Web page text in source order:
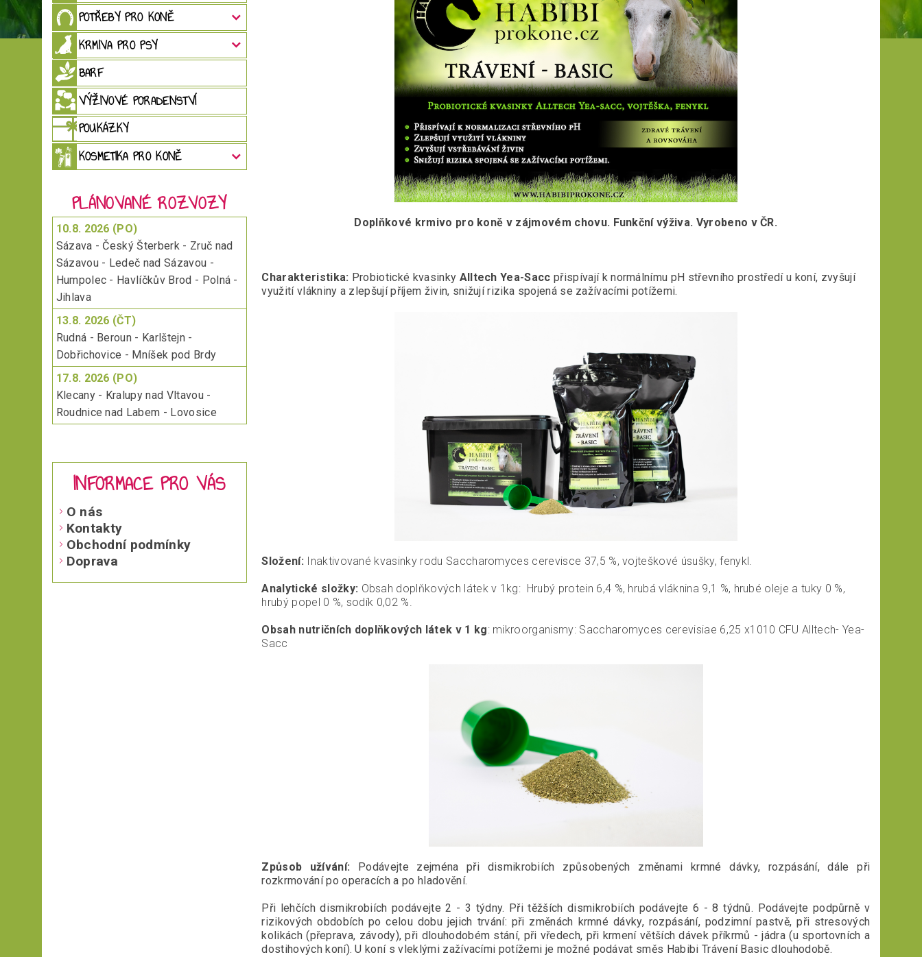
POTŘEBY PRO KONĚ
KRMIVA PRO PSY
BARF
VÝŽIVOVÉ PORADENSTVÍ
POUKÁZKY
KOSMETIKA PRO KONĚ
PLÁNOVANÉ ROZVOZY
10.8. 2026 (PO)
Sázava - Český Šterberk - Zruč nad
Sázavou - Ledeč nad Sázavou -
Humpolec - Havlíčkův Brod - Polná -
Jihlava
13.8. 2026 (ČT)
Rudná - Beroun - Karlštejn -
Dobřichovice - Mníšek pod Brdy
17.8. 2026 (PO)
Klecany - Kralupy nad Vltavou -
Roudnice nad Labem - Lovosice
INFORMACE PRO VÁS
O nás
Kontakty
Obchodní podmínky
Doprava
Doplňkové krmivo pro koně v zájmovém chovu. Funkční výživa. Vyrobeno v ČR.
Charakteristika: Probiotické kvasinky Alltech Yea-Sacc přispívají k normálnímu pH střevního prostředí u koní, zvyšují
využití vlákniny a zlepšují příjem živin, snižují rizika spojená se zažívacími potížemi.
Složení: Inaktivované kvasinky rodu Saccharomyces cerevisce 37,5 %, vojteškové úsušky, fenykl.
Analytické složky: Obsah doplňkových látek v 1kg: Hrubý protein 6,4 %, hrubá vláknina 9,1 %, hrubé oleje a tuky 0 %,
hrubý popel 0 %, sodík 0,02 %.
Obsah nutričních doplňkových látek v 1 kg: mikroorganismy: Saccharomyces cerevisiae 6,25 x1010 CFU Alltech- Yea-
Sacc
Způsob užívání: Podávejte zejména při dismikrobiích způsobených změnami krmné dávky, rozpásání, dále při
rozkrmování po operacích a po hladovění.
Při lehčích dismikrobiích podávejte 2 - 3 týdny. Při těžších dismikrobiích podávejte 6 - 8 týdnů. Podávejte podpůrně v
rizikových obdobích po celou dobu jejich trvání: při změnách krmné dávky, rozpásání, podzimní pastvě, při stresových
kolikách (přeprava, závody), při dlouhodobém stání, při vředech, při krmení větších dávek příkrmů - jádra (u sportovních a
dostihových koní). U koní s vleklými zažívacími potížemi je možné podávat směs Habibi Trávení Basic dlouhodobě.